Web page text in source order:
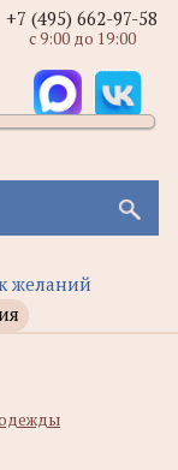
желаний
+7 (495) 662-97-58
с 9:00 до 19:00
одежды